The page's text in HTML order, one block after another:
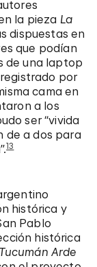
la pieza La
dispuestas en
que podían
de una laptop
por
cama en
a los
ser “vivida
de a dos para
13
histórica y
Pablo
histórica
Tucumán Arde